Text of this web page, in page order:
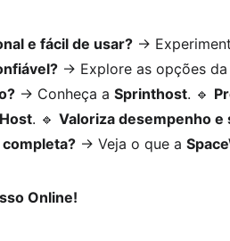
e fácil de usar? →
→ Explore as opções da
→ Conheça a Sprinthost. 🔹
. 🔹 Valoriza desempenho e
→ Veja o que a
Online!